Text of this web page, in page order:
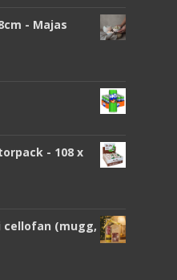
- Majas
- 108 x
cellofan (mugg,